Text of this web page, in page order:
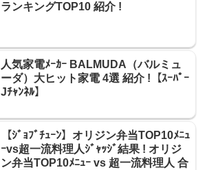
ランキングTOP10 紹介 !
人気家電ﾒｰｶｰ BALMUDA（バルミュ
ーダ）大ヒット家電 4選 紹介 !【ｽｰﾊﾟｰ
Jﾁｬﾝﾈﾙ】
【ｼﾞｮﾌﾞﾁｭｰﾝ】オリジン弁当TOP10ﾒﾆｭ
ｰvs超一流料理人ｼﾞｬｯｼﾞ結果 ! オリジ
ン弁当TOP10ﾒﾆｭｰ vs 超一流料理人 合